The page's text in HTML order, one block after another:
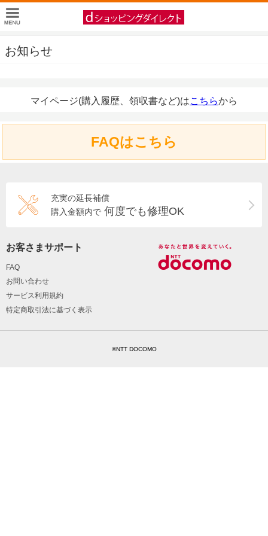
お知らせ
マイページ(購入履歴、領収書など)はこちらから
FAQはこちら
充実の延長補償
購入金額内で 何度でも修理OK
お客さまサポート
FAQ
お問い合わせ
サービス利用規約
特定商取引法に基づく表示
©NTT DOCOMO